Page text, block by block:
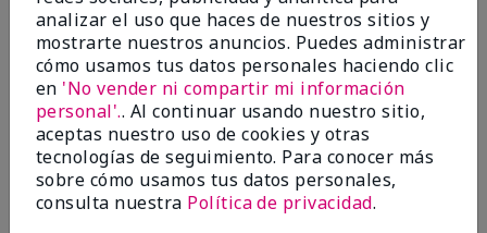
EnviadoHace 10 meses
porCandy
de
Comprador verificado
Evaluado en
marykay.com/en-us/
Comentarios sobre Mary Kay® Liquid Foundation
Brush
I have used other foundation brushes in the past.
analizar el uso que haces de nuestros sitios y
mostrarte nuestros anuncios. Puedes administrar
cómo usamos tus datos personales haciendo clic
en 'No vender ni compartir mi información
personal'.. Al continuar usando nuestro sitio,
aceptas nuestro uso de cookies y otras
tecnologías de seguimiento. Para conocer más
sobre cómo usamos tus datos personales,
consulta nuestra Política de privacidad.